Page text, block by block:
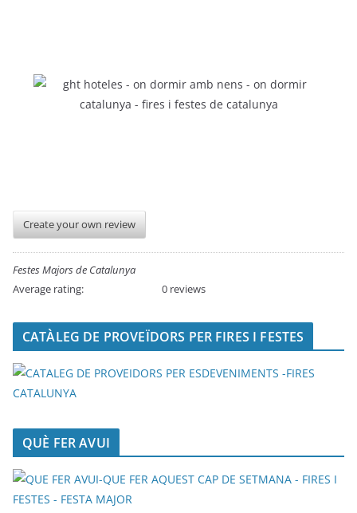
Create your own review
Festes Majors de Catalunya
Average rating:
0 reviews
CATÀLEG DE PROVEÏDORS PER FIRES I FESTES
QUÈ FER AVUI